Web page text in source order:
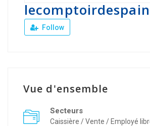
Follow
Vue d'ensemble
Secteurs
Caissière / Vente / Employé